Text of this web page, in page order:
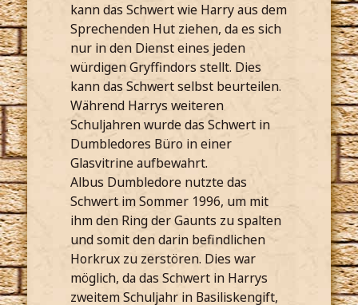
kann das Schwert wie Harry aus dem
Sprechenden Hut ziehen, da es sich
nur in den Dienst eines jeden
würdigen Gryffindors stellt. Dies
kann das Schwert selbst beurteilen.
Während Harrys weiteren
Schuljahren wurde das Schwert in
Dumbledores Büro in einer
Glasvitrine aufbewahrt.
Albus Dumbledore nutzte das
Schwert im Sommer 1996, um mit
ihm den Ring der Gaunts zu spalten
und somit den darin befindlichen
Horkrux zu zerstören. Dies war
möglich, da das Schwert in Harrys
zweitem Schuljahr in Basiliskengift,